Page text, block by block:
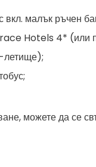
малък ръчен
Hotels 4* (или
летище);
можете да